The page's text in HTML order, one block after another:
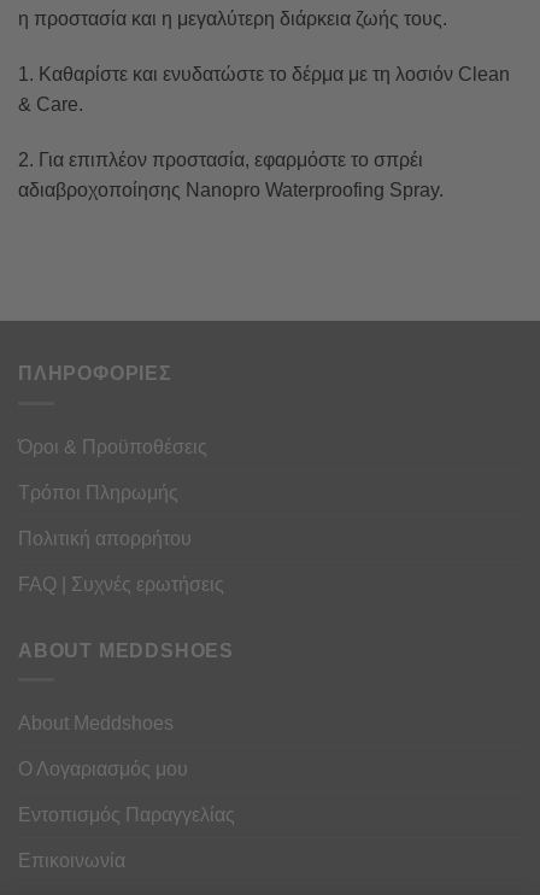
η προστασία και η μεγαλύτερη διάρκεια ζωής τους.
1. Καθαρίστε και ενυδατώστε το δέρμα με τη λοσιόν Clean
& Care.
2. Για επιπλέον προστασία, εφαρμόστε το σπρέι
αδιαβροχοποίησης Nanopro Waterproofing Spray.
ΠΛΗΡΟΦΟΡΙΕΣ
Όροι & Προϋποθέσεις
Τρόποι Πληρωμής
Πολιτική απορρήτου
FAQ | Συχνές ερωτήσεις
ABOUT MEDDSHOES
About Meddshoes
Ο Λογαριασμός μου
Εντοπισμός Παραγγελίας
Επικοινωνία